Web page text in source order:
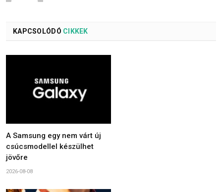
KAPCSOLÓDÓ CIKKEK
A Samsung egy nem várt új
csúcsmodellel készülhet
jövőre
2026-08-08